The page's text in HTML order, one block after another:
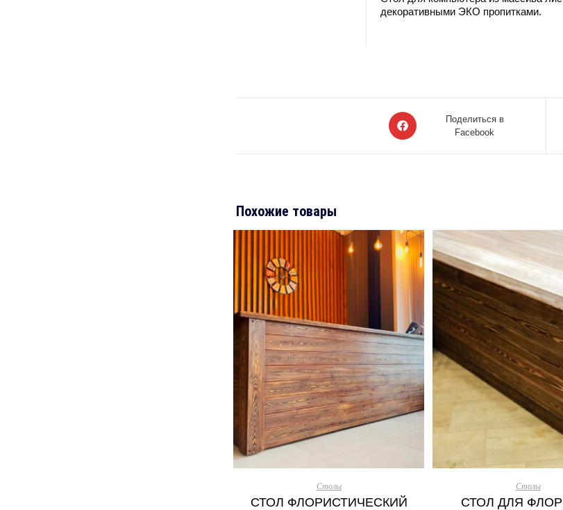
декоративными ЭКО пропитками.
Открывается
в
Поделиться в
Facebook
Похожие товары
Столы
СТОЛ ФЛОРИСТИЧЕСКИЙ
Столы
СТОЛ ДЛЯ